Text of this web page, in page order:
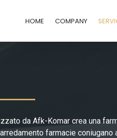
HOME COMPANY
da Afk-Komar crea una
farmacie